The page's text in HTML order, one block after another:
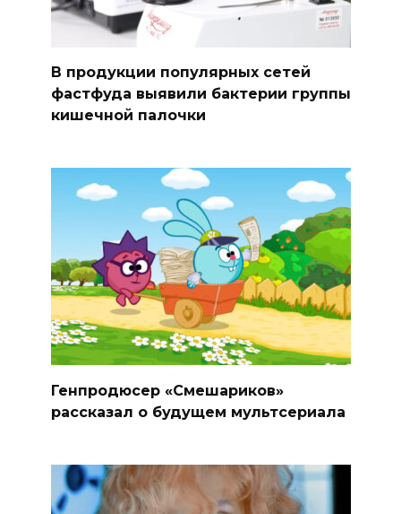
В продукции популярных сетей
фастфуда выявили бактерии группы
кишечной палочки
Генпродюсер «Смешариков»
рассказал о будущем мультсериала